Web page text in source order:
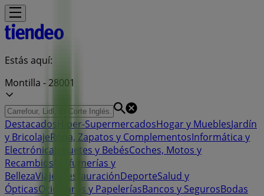
Estás aquí:
Montilla - 28001
Destacados Hiper-SupermercadosHogar y MueblesJardín
y BricolajeRopa, Zapatos y ComplementosInformática y
Electrónica Juguetes y BebésCoches, Motos y
Recambios Perfumerías y
BellezaViajes RestauraciónDeporteSalud y
ÓpticasOcio Libros y PapeleríasBancos y SegurosBodas